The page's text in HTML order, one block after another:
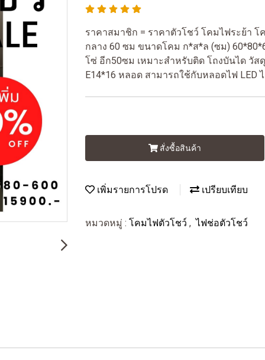
ราคาสมาชิก = ราคาตัวโชว์ โคมไฟระย้า
กลาง 60 ซม ขนาดโคม ก*ส*ล (ซม)
โซ่ อีก50ซม เหมาะสำหรับติด โถงบันได วั
E14*16 หลอด สามารถใช้กับหลอดไฟ LED
สั่งซื้อสินค้า
เพิ่มรายการโปรด เปรียบเทียบ
หมวดหมู่ : โคมไฟตัวโชว์ , ไฟช่อตัวโชว์